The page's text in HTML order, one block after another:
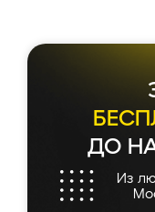
ДО
Из